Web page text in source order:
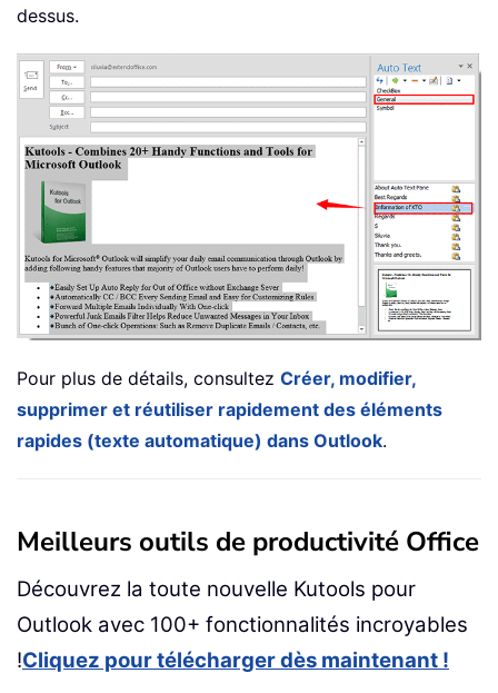
dessus.
Pour plus de détails, consultez Créer, modifier,
supprimer et réutiliser rapidement des éléments
rapides (texte automatique) dans Outlook.
Meilleurs outils de productivité Office
Découvrez la toute nouvelle Kutools pour
Outlook avec 100+ fonctionnalités incroyables
!Cliquez pour télécharger dès maintenant !